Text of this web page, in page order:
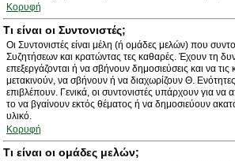
Κορυφή
Τι είναι οι Συντονιστές;
Οι Συντονιστές είναι μέλη (ή ομάδες μελών) που
Συζητήσεων και κρατώντας τες καθαρές. Έχουν τη
επεξεργάζονται ή να σβήνουν δημοσιεύσεις και να
μετακινούν, να σβήνουν ή να διαχωρίζουν Θ.
επιβλέπουν. Γενικά, οι συντονιστές υπάρχουν για
το να βγαίνουν εκτός θέματος ή να δημοσιεύουν
υλικό.
Κορυφή
Τι είναι οι ομάδες μελών;